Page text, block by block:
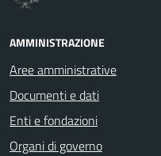
AMMINISTRAZIONE
Aree amministrative
Documenti e dati
Enti e fondazioni
Organi di governo